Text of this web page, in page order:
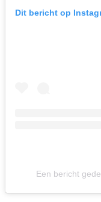
Dit bericht op
Een bericht